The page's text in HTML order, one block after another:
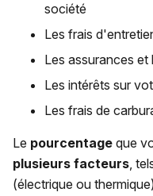
société
Les frais
Les assurances et
Les intérêts sur
Les frais de
Le pourcentage que
plusieurs facteurs,
(électrique ou